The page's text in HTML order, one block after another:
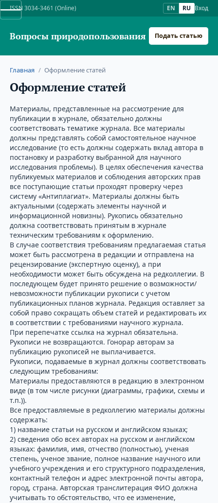
ISSN 3034-3461 (Online) EN RU Вход
Вопросы природопользования Подать статью
Главная / Оформление статей
Оформление статей
Материалы, представленные на рассмотрение для
публикации в журнале, обязательно должны
соответствовать тематике журнала. Все материалы
должны представлять собой самостоятельное научное
исследование (то есть должны содержать вклад автора в
постановку и разработку выбранной для научного
исследования проблемы). В целях обеспечения качества
публикуемых материалов и соблюдения авторских прав
все поступающие статьи проходят проверку через
систему «Антиплагиат». Материалы должны быть
актуальными (содержать элементы научной и
информационной новизны). Рукопись обязательно
должна соответствовать принятым в журнале
техническим требованиям к оформлению.
В случае соответствия требованиям предлагаемая статья
может быть рассмотрена в редакции и отправлена на
рецензирование (экспертную оценку), а при
необходимости может быть обсуждена на редколлегии. В
последующем будет принято решение о возможности/
невозможности публикации рукописи с учетом
публикационных планов журнала. Редакция оставляет за
собой право сокращать объем статей и редактировать их
в соответствии с требованиями научного журнала.
При перепечатке ссылка на журнал обязательна.
Рукописи не возвращаются. Гонорар авторам за
публикацию рукописей не выплачивается.
Рукописи, подаваемые в журнал должны соответствовать
следующим требованиям:
Материалы предоставляются в редакцию в электронном
виде (в том числе рисунки (диаграммы, графики, схемы и
т.п.)).
Все предоставляемые в редколлегию материалы должны
содержать:
1) название статьи на русском и английском языках;
2) сведения обо всех авторах на русском и английском
языках: фамилия, имя, отчество (полностью), ученая
степень, ученое звание, полное название научного или
учебного учреждения и его структурного подразделения,
контактный телефон и адрес электронной почты автора,
город, страна. Авторская транслитерация ФИО должна
учитывать то обстоятельство, что ее изменение,